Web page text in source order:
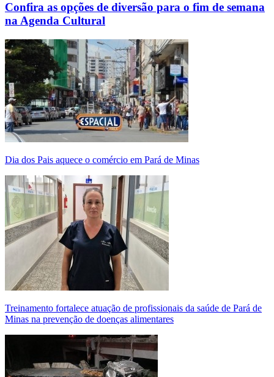
Confira as opções de diversão para o fim de semana
na Agenda Cultural
Dia dos Pais aquece o comércio em Pará de Minas
Treinamento fortalece atuação de profissionais da saúde de Pará de
Minas na prevenção de doenças alimentares